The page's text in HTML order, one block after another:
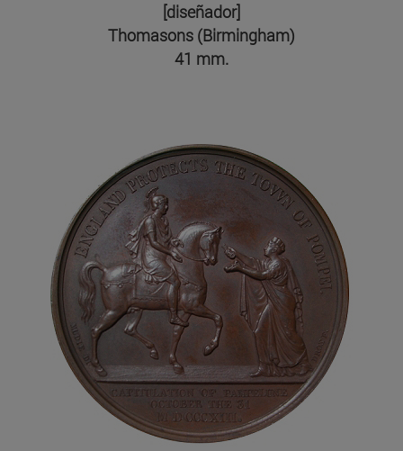
[diseñador]
Thomasons (Birmingham)
41 mm.